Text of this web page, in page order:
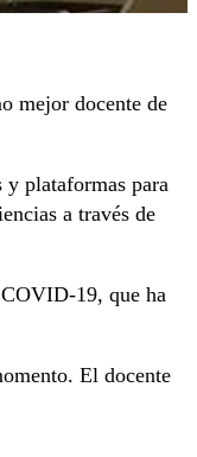
mejor docente de
y plataformas para
a través de
19, que ha
El docente